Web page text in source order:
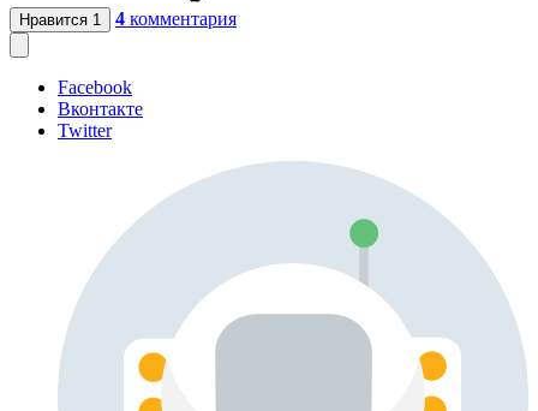
Нравится 1 4 комментария
Facebook
Вконтакте
Twitter